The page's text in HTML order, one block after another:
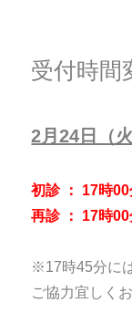
受付時間
2月24日（
初診 ： 17時
再診 ： 17時
※17時45分に
ご協力宜しく